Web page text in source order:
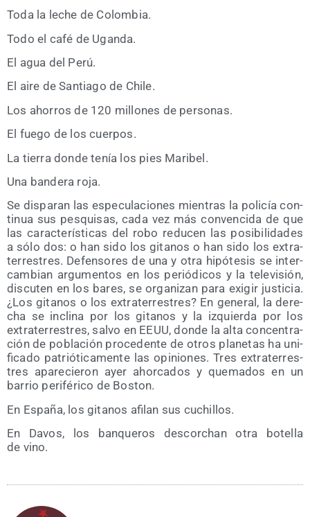
Toda la leche de Colombia.
Todo el café de Uganda.
El agua del Perú.
El aire de San­tia­go de Chile.
Los aho­rros de 120 millo­nes de personas.
El fue­go de los cuerpos.
La tie­rra don­de tenía los pies Maribel.
Una ban­de­ra roja.
Se dis­pa­ran las espe­cu­la­cio­nes mien­tras la poli­cía con­
ti­nua sus pes­qui­sas, cada vez más con­ven­ci­da de que
las carac­te­rís­ti­cas del robo redu­cen las posi­bi­li­da­des
a sólo dos: o han sido los gita­nos o han sido los extra­
te­rres­tres. Defen­so­res de una y otra hipó­te­sis se inter­
cam­bian argu­men­tos en los perió­di­cos y la tele­vi­sión,
dis­cu­ten en los bares, se orga­ni­zan para exi­gir jus­ti­cia.
¿Los gita­nos o los extra­te­rres­tres? En gene­ral, la dere­
cha se incli­na por los gita­nos y la izquier­da por los
extra­te­rres­tres, sal­vo en EEUU, don­de la alta con­cen­tra­
ción de pobla­ción pro­ce­den­te de otros pla­ne­tas ha uni­
fi­ca­do patrió­ti­ca­men­te las opi­nio­nes. Tres extra­te­rres­
tres apa­re­cie­ron ayer ahor­ca­dos y que­ma­dos en un
barrio peri­fé­ri­co de Boston.
En Espa­ña, los gita­nos afi­lan sus cuchillos.
En Davos, los ban­que­ros des­cor­chan otra bote­lla
de vino.